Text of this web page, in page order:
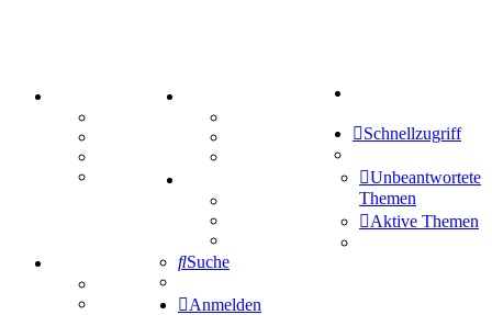
Mastodon
Treffenübersicht
Zitatesammlung
Schiffe versenken
Tipprunde
Comunio
Schnellzugriff
Unbeantwortete
Themen
Aktive Themen
Suche
Anmelden